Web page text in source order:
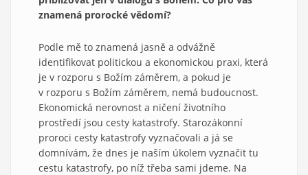
znamená prorocké vědomí?
Podle mě to znamená jasně a odvážně
identifikovat politickou a ekonomickou praxi, která
je v rozporu s Božím záměrem, a pokud je
v rozporu s Božím záměrem, nemá budoucnost.
Ekonomická nerovnost a ničení životního
prostředí jsou cesty katastrofy. Starozákonní
proroci cesty katastrofy vyznačovali a já se
domnívám, že dnes je naším úkolem vyznačit tu
cestu katastrofy, po níž třeba sami jdeme. Na